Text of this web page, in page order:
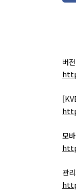
버
모
관